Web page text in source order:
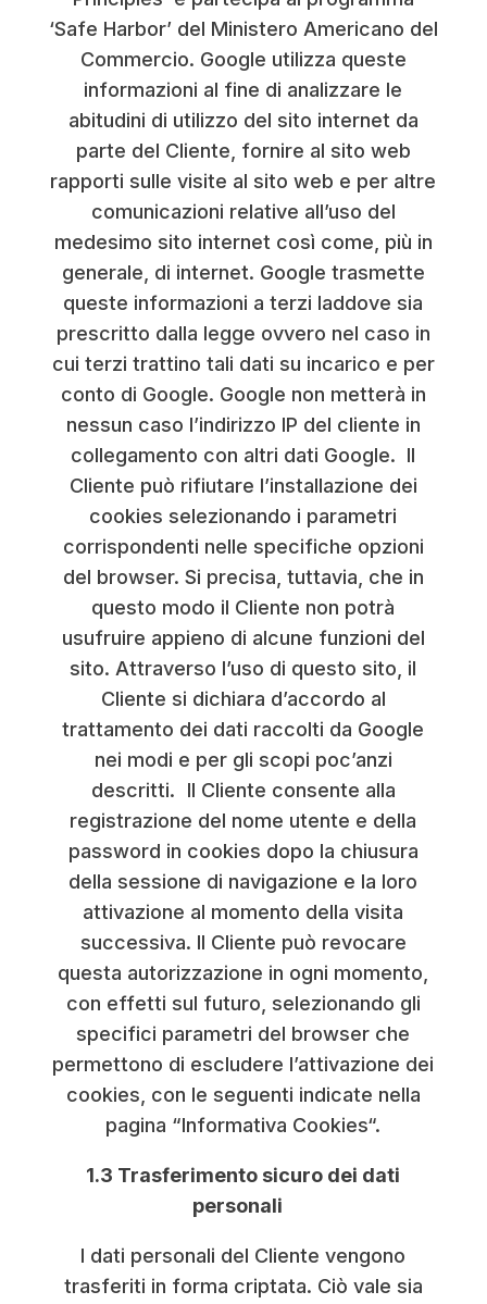
‘Safe Harbor’ del Ministero Americano del
Commercio. Google utilizza queste
informazioni al fine di analizzare le
abitudini di utilizzo del sito internet da
parte del Cliente, fornire al sito web
rapporti sulle visite al sito web e per altre
comunicazioni relative all’uso del
medesimo sito internet così come, più in
generale, di internet. Google trasmette
queste informazioni a terzi laddove sia
prescritto dalla legge ovvero nel caso in
cui terzi trattino tali dati su incarico e per
conto di Google. Google non metterà in
nessun caso l’indirizzo IP del cliente in
collegamento con altri dati Google. Il
Cliente può rifiutare l’installazione dei
cookies selezionando i parametri
corrispondenti nelle specifiche opzioni
del browser. Si precisa, tuttavia, che in
questo modo il Cliente non potrà
usufruire appieno di alcune funzioni del
sito. Attraverso l’uso di questo sito, il
Cliente si dichiara d’accordo al
trattamento dei dati raccolti da Google
nei modi e per gli scopi poc’anzi
descritti. Il Cliente consente alla
registrazione del nome utente e della
password in cookies dopo la chiusura
della sessione di navigazione e la loro
attivazione al momento della visita
successiva. Il Cliente può revocare
questa autorizzazione in ogni momento,
con effetti sul futuro, selezionando gli
specifici parametri del browser che
permettono di escludere l’attivazione dei
cookies, con le seguenti indicate nella
pagina “Informativa Cookies“.
1.3 Trasferimento sicuro dei dati
personali
I dati personali del Cliente vengono
trasferiti in forma criptata. Ciò vale sia